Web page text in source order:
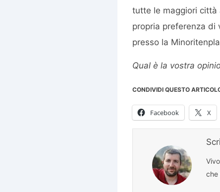
tutte le maggiori città
propria preferenza di
presso la
Qual è la vostra
CONDIVIDI QUESTO
Facebook X
che